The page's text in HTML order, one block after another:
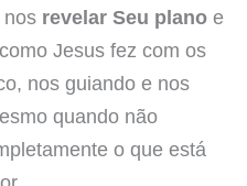
nos revelar Seu planoe
Jesus fez com os
nos guiando e nos
quando não
o que está